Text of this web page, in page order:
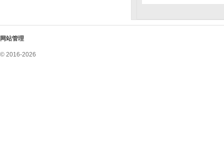
网站管理
© 2016-2026